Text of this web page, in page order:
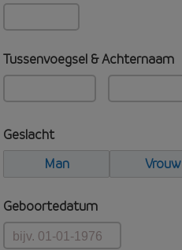
Tussenvoegsel & Achternaam
Geslacht
Man
Vrouw
Geboortedatum